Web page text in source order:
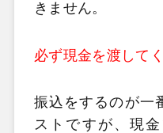
きません。
必ず現金を渡して
振込をするのが一
ストですが、現